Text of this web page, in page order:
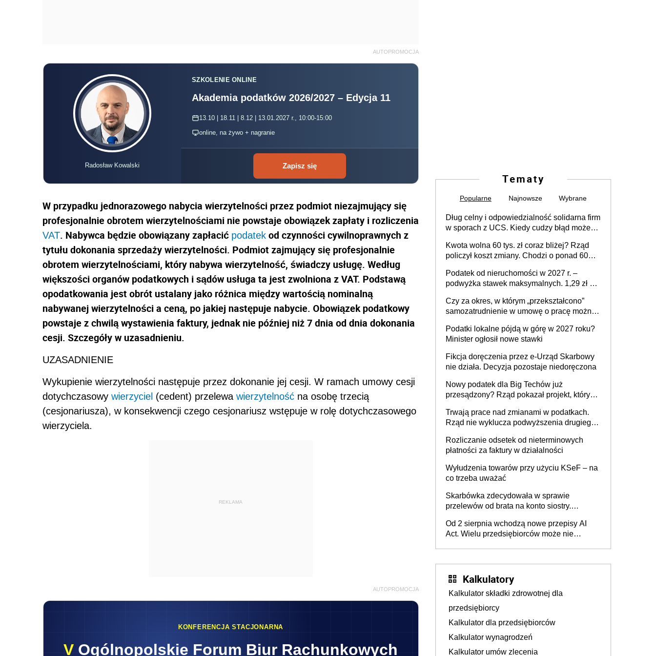
AUTOPROMOCJA
Radosław Kowalski
SZKOLENIE ONLINE
Akademia podatków 2026/2027 – Edycja 11
13.10 | 18.11 | 8.12 | 13.01.2027 r., 10:00-15:00
online, na żywo + nagranie
Zapisz się
W przypadku jednorazowego nabycia wierzytelności przez podmiot niezajmujący się
profesjonalnie obrotem wierzytelnościami nie powstaje obowiązek zapłaty i rozliczenia
VAT. Nabywca będzie obowiązany zapłacić podatek od czynności cywilnoprawnych z
tytułu dokonania sprzedaży wierzytelności. Podmiot zajmujący się profesjonalnie
obrotem wierzytelnościami, który nabywa wierzytelność, świadczy usługę. Według
większości organów podatkowych i sądów usługa ta jest zwolniona z VAT. Podstawą
opodatkowania jest obrót ustalany jako różnica między wartością nominalną
nabywanej wierzytelności a ceną, po jakiej następuje nabycie. Obowiązek podatkowy
powstaje z chwilą wystawienia faktury, jednak nie później niż 7 dnia od dnia dokonania
cesji. Szczegóły w uzasadnieniu.
UZASADNIENIE
Wykupienie wierzytelności następuje przez dokonanie jej cesji. W ramach umowy cesji
dotychczasowy wierzyciel (cedent) przelewa wierzytelność na osobę trzecią
(cesjonariusza), w konsekwencji czego cesjonariusz wstępuje w rolę dotychczasowego
wierzyciela.
REKLAMA
AUTOPROMOCJA
KONFERENCJA STACJONARNA
V Ogólnopolskie Forum Biur Rachunkowych
Tematy
Popularne Najnowsze Wybrane
Dług celny i odpowiedzialność solidarna firm
w sporach z UCS. Kiedy cudzy błąd może
Kwota wolna 60 tys. zł coraz bliżej? Rząd
policzył koszt zmiany. Chodzi o ponad 60
Podatek od nieruchomości w 2027 r. –
podwyżka stawek maksymalnych. 1,29 zł za
budynków i lokali związanych z
prowadzeniem działalności gospodarczej
Czy za okres, w którym „przekształcono”
samozatrudnienie w umowę o pracę można
umowy cywilnoprawnej jedynym
racjonalnym wyjściem
Podatki lokalne pójdą w górę w 2027 roku?
Minister ogłosił nowe stawki
Fikcja doręczenia przez e-Urząd Skarbowy
nie działa. Decyzja pozostaje niedoręczona
Nowy podatek dla Big Techów już
przesądzony? Rząd pokazał projekt, który
Trwają prace nad zmianami w podatkach.
Rząd nie wyklucza podwyższenia drugiego
Rozliczanie odsetek od nieterminowych
płatności za faktury w działalności
Wyłudzenia towarów przy użyciu KSeF – na
co trzeba uważać
Skarbówka zdecydowała w sprawie
przelewów od brata na konto siostry.
darowizna, ale podatku jednak nie będzie
Od 2 sierpnia wchodzą nowe przepisy AI
Act. Wielu przedsiębiorców może nie
Kalkulatory
Kalkulator składki zdrowotnej dla
przedsiębiorcy
Kalkulator dla przedsiębiorców
Kalkulator wynagrodzeń
Kalkulator umów zlecenia